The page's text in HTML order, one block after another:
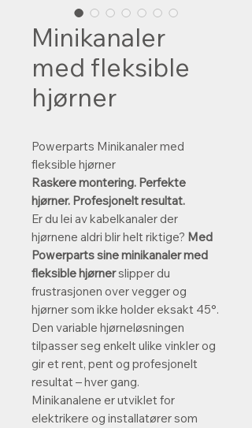
Minikanaler
med fleksible
hjørner
Powerparts Minikanaler med
fleksible hjørner
Raskere montering. Perfekte
hjørner. Profesjonelt resultat.
Er du lei av kabelkanaler der
hjørnene aldri blir helt riktige? Med
Powerparts sine minikanaler med
fleksible hjørnerslipper du
frustrasjonen over vegger og
hjørner som ikke holder eksakt 45°.
Den variable hjørneløsningen
tilpasser seg enkelt ulike vinkler og
gir et rent, pent og profesjonelt
resultat – hver gang.
Minikanalene er utviklet for
elektrikere og installatører som